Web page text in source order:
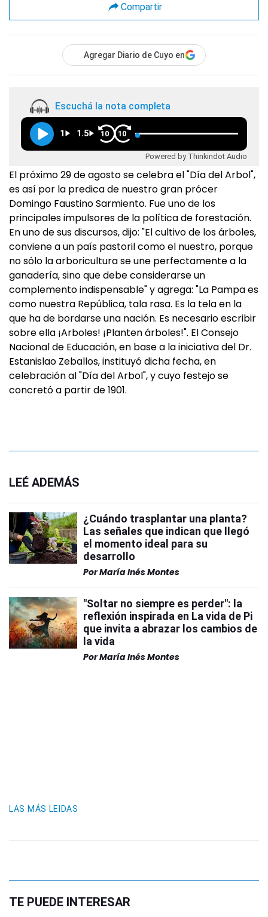
Compartir
Agregar Diario de Cuyo en
Escuchá la nota completa
1 1.5 10 10
Powered by Thinkindot Audio
El próximo 29 de agosto se celebra el "Día del Arbol",
es así por la predica de nuestro gran prócer
Domingo Faustino Sarmiento. Fue uno de los
principales impulsores de la política de forestación.
En uno de sus discursos, dijo: "El cultivo de los árboles,
conviene a un país pastoril como el nuestro, porque
no sólo la arboricultura se une perfectamente a la
ganadería, sino que debe considerarse un
complemento indispensable" y agrega: "La Pampa es
como nuestra República, tala rasa. Es la tela en la
que ha de bordarse una nación. Es necesario escribir
sobre ella ¡Arboles! ¡Planten árboles!". El Consejo
Nacional de Educación, en base a la iniciativa del Dr.
Estanislao Zeballos, instituyó dicha fecha, en
celebración al "Día del Arbol", y cuyo festejo se
concretó a partir de 1901.
LEÉ ADEMÁS
¿Cuándo trasplantar una planta?
Las señales que indican que llegó
el momento ideal para su
desarrollo
PorMaría Inés Montes
"Soltar no siempre es perder": la
reflexión inspirada en La vida de Pi
que invita a abrazar los cambios de
la vida
PorMaría Inés Montes
LAS MÁS LEIDAS
TE PUEDE INTERESAR